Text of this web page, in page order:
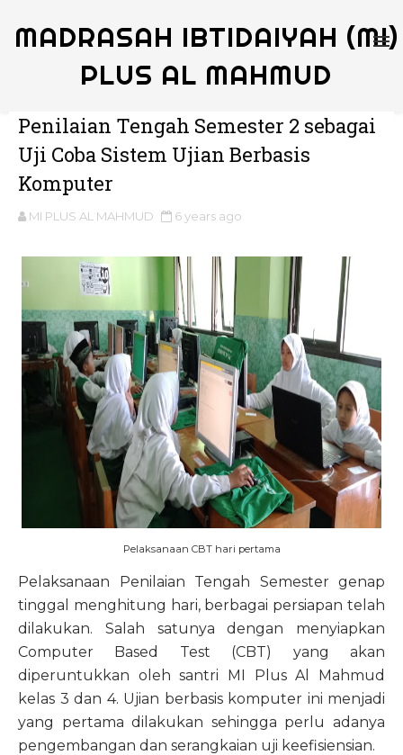
MADRASAH IBTIDAIYAH (MI)
PLUS AL MAHMUD
Penilaian Tengah Semester 2 sebagai
Uji Coba Sistem Ujian Berbasis
Komputer
MI PLUS AL MAHMUD 6 years ago
Pelaksanaan CBT hari pertama
Pelaksanaan Penilaian Tengah Semester genap
tinggal menghitung hari, berbagai persiapan telah
dilakukan. Salah satunya dengan menyiapkan
Computer Based Test (CBT) yang akan
diperuntukkan oleh santri MI Plus Al Mahmud
kelas 3 dan 4. Ujian berbasis komputer ini menjadi
yang pertama dilakukan sehingga perlu adanya
pengembangan dan serangkaian uji keefisiensian.